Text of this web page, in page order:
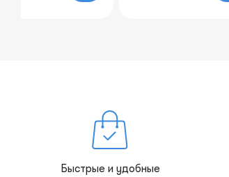
Быстрые и удобные